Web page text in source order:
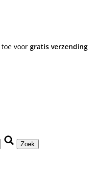
toe voor gratis verzending
Zoek